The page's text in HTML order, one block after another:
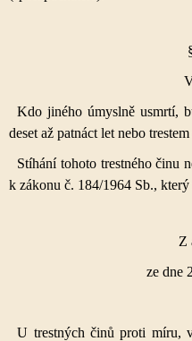
Kdo jiného úmyslně usmrtí,
deset až patnáct let nebo
Stíhání tohoto trestného činu
k zákonu č. 184/1964 Sb.,
Z
ze dne
U trestných činů proti míru,